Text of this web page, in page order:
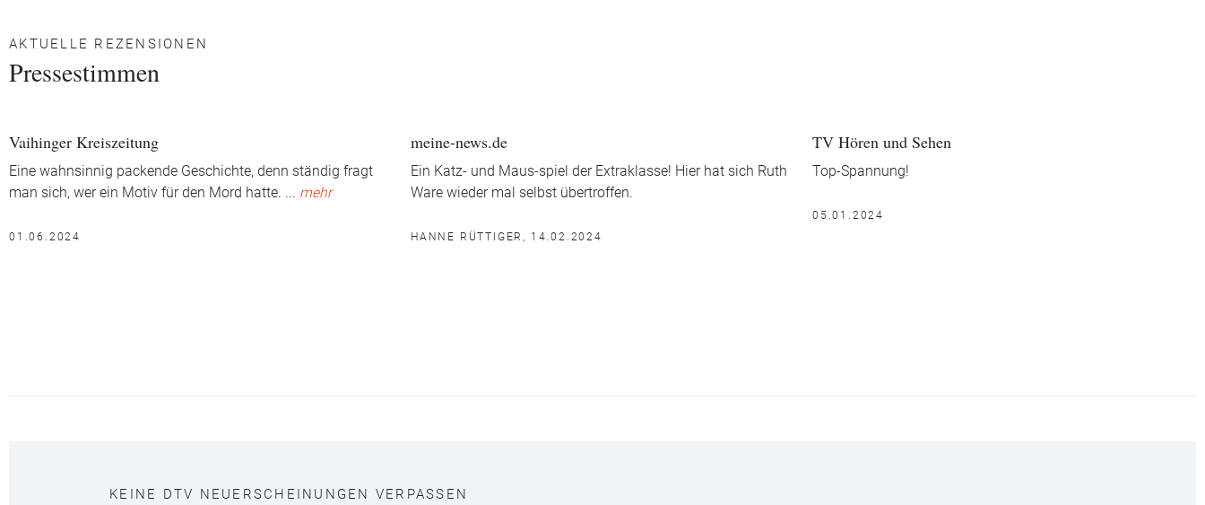
AKTUELLE REZENSIONEN
Pressestimmen
Vaihinger Kreiszeitung
Eine wahnsinnig packende Geschichte, denn ständig fragt
man sich, wer ein Motiv für den Mord hatte. ... mehr
01.06.2024
meine-news.de
Ein Katz- und Maus-spiel der Extraklasse! Hier hat sich Ruth
Ware wieder mal selbst übertroffen.
HANNE RÜTTIGER, 14.02.2024
TV Hören und Sehen
Top-Spannung!
05.01.2024
KEINE DTV NEUERSCHEINUNGEN VERPASSEN